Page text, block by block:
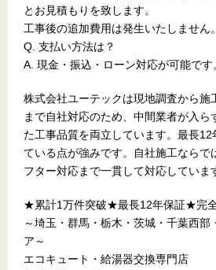
とお見積もりを致します。
工事後の追加費用は発生いたしません。
Q. 支払い方法は？
A. 現金・振込・ローン対応が可能です
株式会社ユーテックは現地調査から施
まで自社対応のため、中間業者が入ら
た工事品質を両立しています。最長12
ている点が強みです。自社施工ならで
フター対応まで一貫して対応していま
★累計1万件突破★最長12年保証★完
～埼玉・群馬・栃木・茨城・千葉西部
ア～
エコキュート・給湯器交換専門店